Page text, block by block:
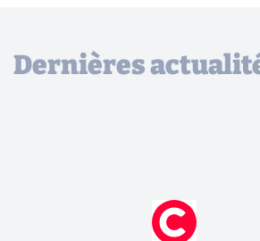
Dernières